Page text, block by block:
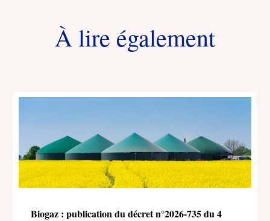
À lire également
Biogaz : publication du décret n°2026-735 du 4